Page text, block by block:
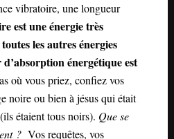
vibratoire, une longueur
est une énergie très
les autres énergies
énergétique est
où vous priez, confiez vos
noire ou bien à jésus qui était
étaient tous noirs). Que se
? Vos requêtes, vos